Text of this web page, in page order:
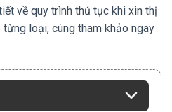
về quy trình thủ tục khi xin thị
loại, cùng tham khảo ngay